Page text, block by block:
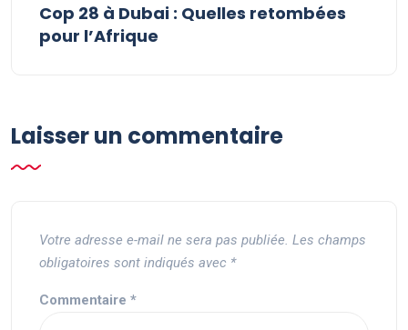
Cop 28 à Dubai : Quelles retombées
pour l’Afrique
Laisser un commentaire
Votre adresse e-mail ne sera pas publiée. Les champs
obligatoires sont indiqués avec *
Commentaire *